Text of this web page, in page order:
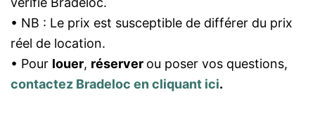
• NB : Le prix est susceptible de différer du prix
réel de location.
• Pour louer, réserver ou poser vos questions,
contactez Bradeloc en cliquant ici.